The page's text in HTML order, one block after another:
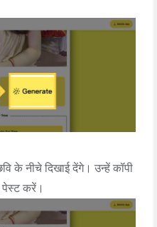
के नीचे दिखाई देंगे। उन्हें कॉपी
करें।